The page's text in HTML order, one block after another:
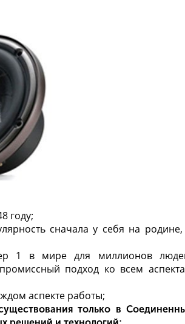
году;
сначала у себя на
1 в мире для миллионов
подход ко всем
аспекте работы;
только в